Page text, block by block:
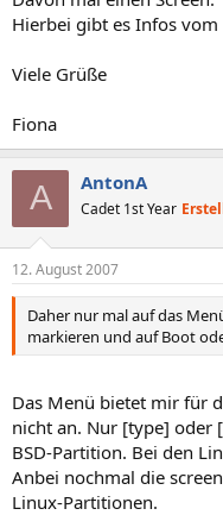
Hierbei gibt es Infos
Viele Grüße
Fiona
A AntonA
Cadet 1st Year
12. August 2007
Daher nur mal auf das
markieren und auf Boot
Das Menü bietet mir für
nicht an. Nur [type] oder
BSD-Partition. Bei den
Anbei nochmal die
Linux-Partitionen.